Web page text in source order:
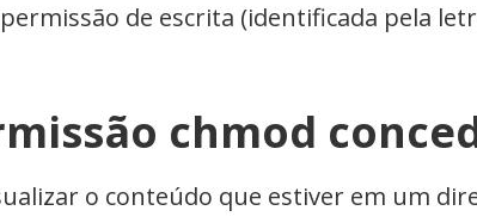
de escrita (identificada pela
chmod
o conteúdo que estiver em um